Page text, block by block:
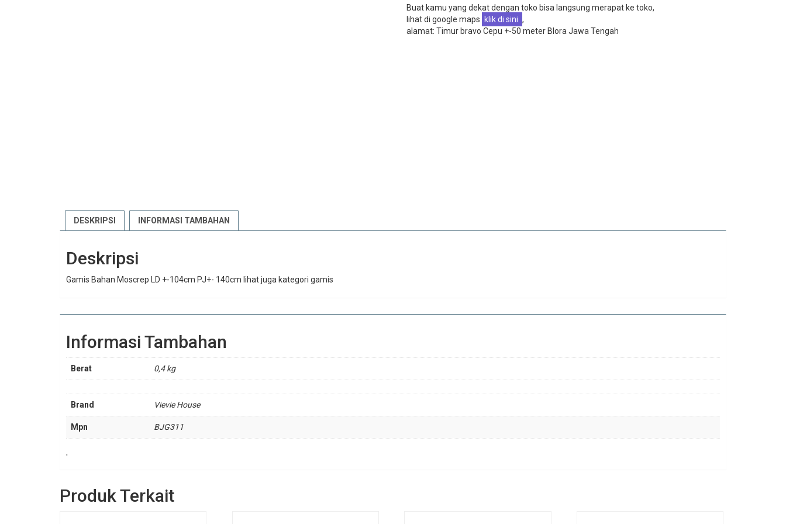
Buat kamu yang dekat dengan toko bisa langsung merapat ke toko,
lihat di google maps
klik di sini ,
alamat: Timur bravo Cepu +-50 meter Blora Jawa Tengah
DESKRIPSI INFORMASI TAMBAHAN
Deskripsi
Gamis Bahan Moscrep LD +-104cm PJ+- 140cm lihat juga kategori gamis
Informasi Tambahan
Berat 0,4 kg
Brand Vievie House
Mpn BJG311
'
Produk Terkait